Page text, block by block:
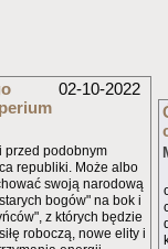
02-10-2022
przed podobnym
republiki. Może albo
swoją narodową
bogów" na bok i
z których będzie
roboczą, nowe elity i